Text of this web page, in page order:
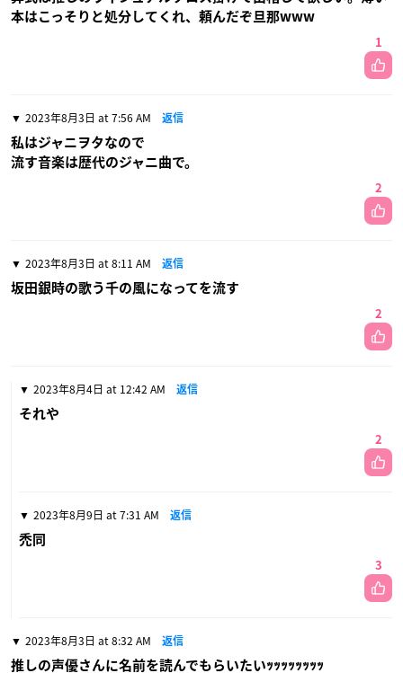
本はこっそりと処分してくれ、頼んだぞ旦那www
1
2023年8月3日 at 7:56 AM 返信
私はジャニヲタなので
流す音楽は歴代のジャニ曲で。
2
2023年8月3日 at 8:11 AM 返信
坂田銀時の歌う千の風になってを流す
2
2023年8月4日 at 12:42 AM 返信
それや
2
2023年8月9日 at 7:31 AM 返信
禿同
3
2023年8月3日 at 8:32 AM 返信
推しの声優さんに名前を読んでもらいたいｯｯｯｯｯｯｯｯ